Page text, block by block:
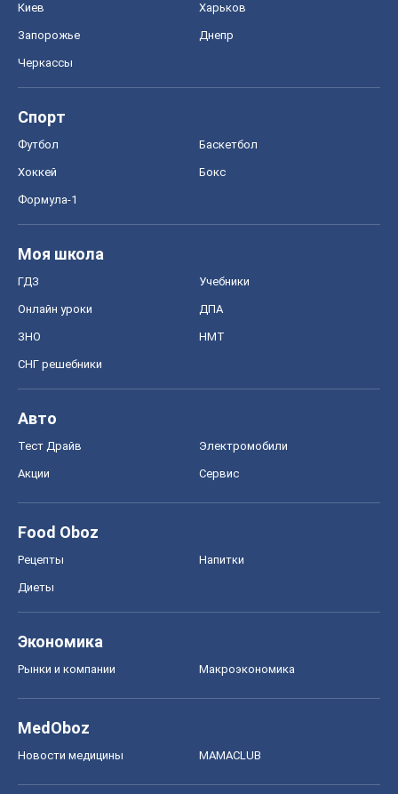
Киев Харьков
Запорожье Днепр
Черкассы
Спорт
Футбол Баскетбол
Хоккей Бокс
Формула-1
Моя школа
ГДЗ Учебники
Онлайн уроки ДПА
ЗНО НМТ
СНГ решебники
Авто
Тест Драйв Электромобили
Акции Сервис
Food Oboz
Рецепты Напитки
Диеты
Экономика
Рынки и компании Mакроэкономика
MedOboz
Новости медицины MAMACLUB